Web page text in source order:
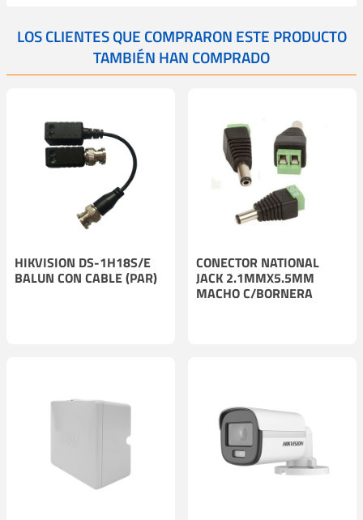
LOS CLIENTES QUE COMPRARON ESTE PRODUCTO
TAMBIÉN HAN COMPRADO
HIKVISION DS-1H18S/E
BALUN CON CABLE (PAR)
CONECTOR NATIONAL
JACK 2.1MMX5.5MM
MACHO C/BORNERA